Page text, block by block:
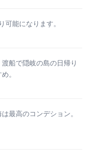
可能になります。
船で隠岐の島の日帰り
。
最高のコンデション。